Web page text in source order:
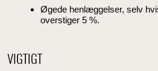
Øgede henlæggelser, selv
overstiger 5 %.
VIGTIGT